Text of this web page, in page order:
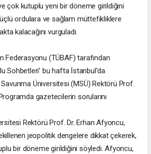
çok kutuplu yeni bir döneme girildiğini
ordulara ve sağlam müttefikliklere
kalacağını vurguladı.
Federasyonu (TÜBAF) tarafından
Sohbetleri’ bu hafta İstanbul'da
Üniversitesi (MSÜ) Rektörü Prof.
gazetecilerin sorularını
Rektörü Prof. Dr. Erhan Afyoncu,
jeopolitik dengelere dikkat çekerek,
bir döneme girildiğini söyledi. Afyoncu,